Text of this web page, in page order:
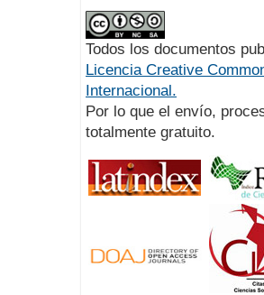
Todos los documentos
Licencia Creative
Internacional.
Por lo que el envío,
totalmente gratuito.